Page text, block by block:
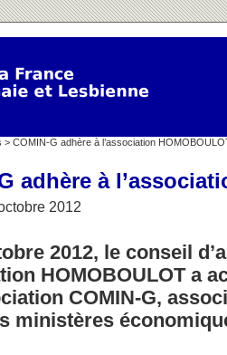
> COMIN-G adhère à l’association
adhère à
2012
2012, le conseil
HOMOBOULOT a
COMIN-G,
ministères